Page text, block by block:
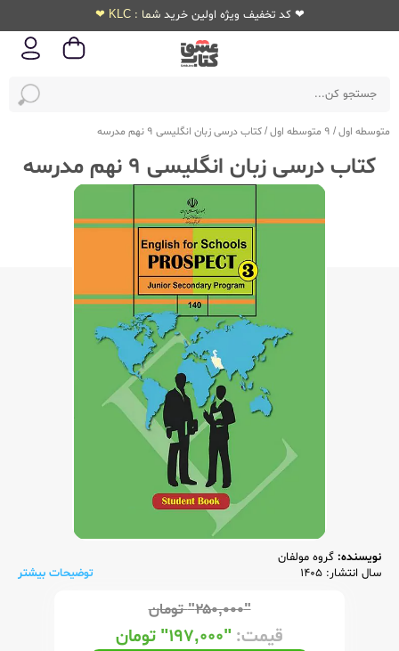
❤ کد تخفیف ویژه اولین خرید شما : KLC ❤
متوسطه اول/ 9 متوسطه اول /کتاب درسی زبان انگلیسی 9 نهم مدرسه
کتاب درسی زبان انگلیسی 9 نهم مدرسه
نویسنده: گروه مولفان
سال انتشار: 1405
توضیحات بیشتر
"۲۵۰,۰۰۰" تومان
قیمت: "۱۹۷,۰۰۰" تومان